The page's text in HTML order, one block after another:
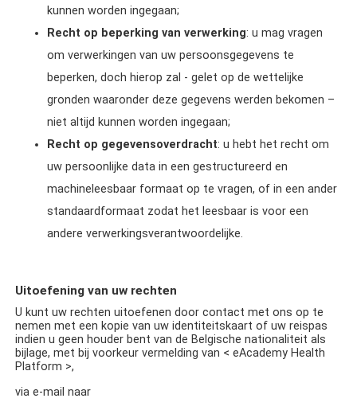
kunnen worden ingegaan;
Recht op beperking van verwerking: u mag vragen
om verwerkingen van uw persoonsgegevens te
beperken, doch hierop zal - gelet op de wettelijke
gronden waaronder deze gegevens werden bekomen –
niet altijd kunnen worden ingegaan;
Recht op gegevensoverdracht: u hebt het recht om
uw persoonlijke data in een gestructureerden
machineleesbaar formaat op te vragen, of in een ander
standaardformaat zodat het leesbaar is voor een
andere verwerkingsverantwoordelijke.
Uitoefening van uw rechten
U kunt uw rechten uitoefenen door contact met ons op te
nemen met een kopie van uw identiteitskaart of uw reispas
indien u geen houder bent van de Belgische nationaliteit als
bijlage, met bij voorkeur vermelding van < eAcademy Health
Platform >,
via e-mail naar